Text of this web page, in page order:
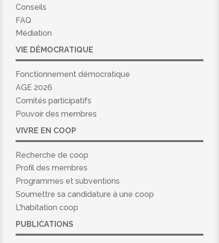
Conseils
FAQ
Médiation
VIE DÉMOCRATIQUE
Fonctionnement démocratique
AGE 2026
Comités participatifs
Pouvoir des membres
VIVRE EN COOP
Recherche de coop
Profil des membres
Programmes et subventions
Soumettre sa candidature à une coop
L'habitation coop
PUBLICATIONS